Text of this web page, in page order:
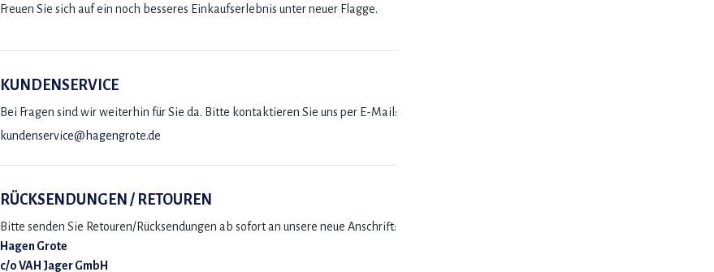
Freuen Sie sich auf ein noch besseres Einkaufserlebnis unter neuer Flagge.
KUNDENSERVICE
Bei Fragen sind wir weiterhin für Sie da. Bitte kontaktieren Sie uns per E-Mail:
kundenservice@hagengrote.de
RÜCKSENDUNGEN / RETOUREN
Bitte senden Sie Retouren/Rücksendungen ab sofort an unsere neue Anschrift:
Hagen Grote
c/o VAH Jager GmbH